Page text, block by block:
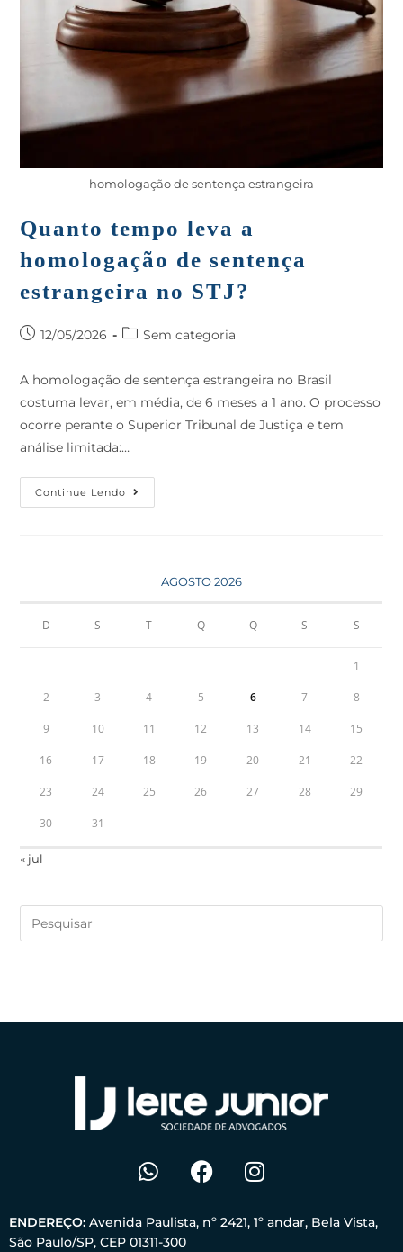
homologação de sentença estrangeira
Quanto tempo leva a
homologação de sentença
estrangeira no STJ?
12/05/2026 Sem categoria
A homologação de sentença estrangeira no Brasil
costuma levar, em média, de 6 meses a 1 ano. O processo
ocorre perante o Superior Tribunal de Justiça e tem
análise limitada:…
Continue Lendo
AGOSTO 2026
D S T Q Q S S
1
2 3 4 5 6 7 8
9 10 11 12 13 14 15
16 17 18 19 20 21 22
23 24 25 26 27 28 29
30 31
« jul
ENDEREÇO: Avenida Paulista, nº 2421, 1º andar, Bela Vista,
São Paulo/SP, CEP 01311-300